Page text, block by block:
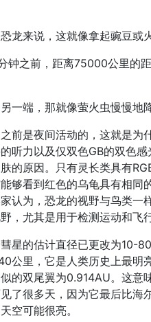
龙来说，这就像拿起豌豆或
钟之前，距离75000公里的
一端，那就像萤火虫慢慢地
前是夜间活动的，这就是为
听力以及仅双色GB的双色
的原因。只有灵长类具有
够看到红色的乌龟具有相同
认为，恐龙的视野与鸟类一
，尤其是用于检测运动和飞
星的估计直径已更改为10-
公里，它是人类历史上最明
的双尾翼为0.914AU。这意
了很多天，因为它最后比海
空可能很亮。